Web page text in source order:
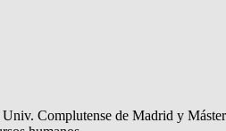
Complutense de Madrid y